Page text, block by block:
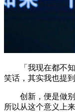
「我现在都不知
笑话，其实我也提
创新，便是做别
所以从这个意义上